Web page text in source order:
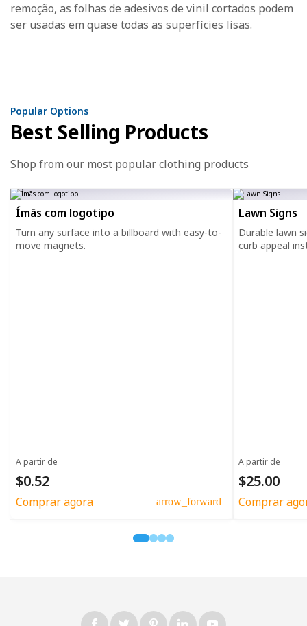
remoção, as folhas de adesivos de vinil cortados podem
ser usadas em quase todas as superfícies lisas.
Popular Options
Best Selling Products
Shop from our most popular clothing products
Ímãs com logotipo
Turn any surface into a billboard with easy-to-
move magnets.
A partir de
$0.52
Comprar agora arrow_forward
Lawn Signs
Durable lawn
curb appeal
A partir de
$25.00
Comprar